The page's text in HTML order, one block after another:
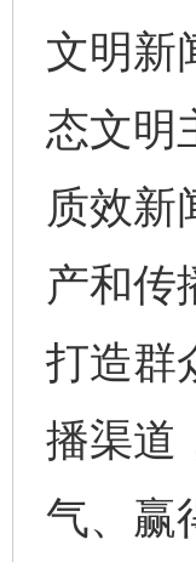
文明新
态文明
质效新
产和传
打造群
播渠道
气、赢